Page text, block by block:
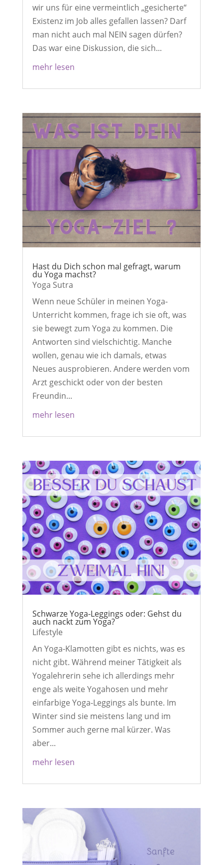
wir uns für eine vermeintlich „gesicherte“
Existenz im Job alles gefallen lassen? Darf
man nicht auch mal NEIN sagen dürfen?
Das war eine Diskussion, die sich...
mehr lesen
Hast du Dich schon mal gefragt, warum
du Yoga machst?
Yoga Sutra
Wenn neue Schüler in meinen Yoga-
Unterricht kommen, frage ich sie oft, was
sie bewegt zum Yoga zu kommen. Die
Antworten sind vielschichtig. Manche
wollen, genau wie ich damals, etwas
Neues ausprobieren. Andere werden vom
Arzt geschickt oder von der besten
Freundin...
mehr lesen
Schwarze Yoga-Leggings oder: Gehst du
auch nackt zum Yoga?
Lifestyle
An Yoga-Klamotten gibt es nichts, was es
nicht gibt. Während meiner Tätigkeit als
Yogalehrerin sehe ich allerdings mehr
enge als weite Yogahosen und mehr
einfarbige Yoga-Leggings als bunte. Im
Winter sind sie meistens lang und im
Sommer auch gerne mal kürzer. Was
aber...
mehr lesen